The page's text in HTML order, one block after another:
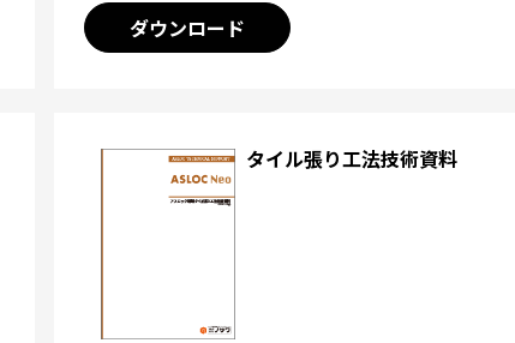
ダウンロード
タイル張り工法技術資料